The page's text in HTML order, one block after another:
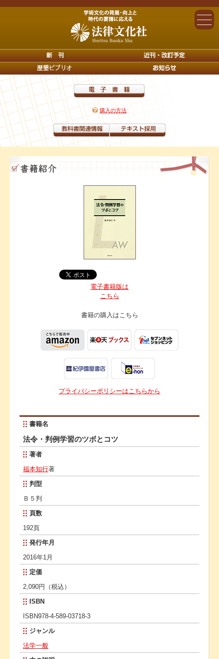
購入の方法
電子書籍版は
こちら
書籍の購入はこちら
プライバシーポリシーはこちらから
書籍名
法令・判例学習のツボとコツ
著者
福本知行著
判型
Ｂ５判
頁数
192頁
発行年月
2016年1月
定価
2,090円（税込）
ISBN
ISBN978-4-589-03718-3
ジャンル
法学一般